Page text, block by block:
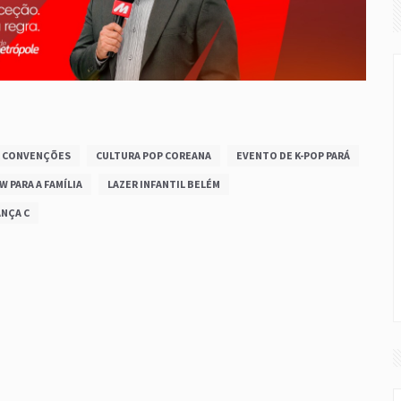
CULTURA POP COREANA EVENTO DE K-POP PARÁ
PARA A FAMÍLIA LAZER INFANTIL BELÉM
C